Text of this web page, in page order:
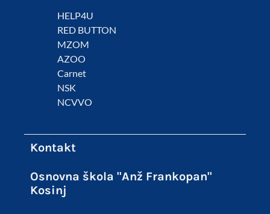
HELP4U
RED BUTTON
MZOM
AZOO
Carnet
NSK
NCVVO
Kontakt
Osnovna škola "Anž Frankopan"
Kosinj